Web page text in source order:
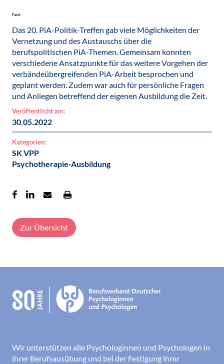
Fazit
Das 20. PiA-Politik-Treffen gab viele Möglichkeiten der
Vernetzung und des Austauschs über die
berufspolitischen PiA-Themen. Gemeinsam konnten
verschiedene Ansatzpunkte für das weitere Vorgehen der
verbändeübergreifenden PiA-Arbeit besprochen und
geplant werden. Zudem war auch für persönliche Fragen
und Anliegen betreffend der eigenen Ausbildung die Zeit.
Veröffentlicht am:
30.05.2022
Kategorien:
SK VPP
Psychotherapie-Ausbildung
Zur Übersicht
Wir unterstützen alle Psychologinnen und Psychologen in
ihrer Berufsausübung und bei der Festigung ihrer